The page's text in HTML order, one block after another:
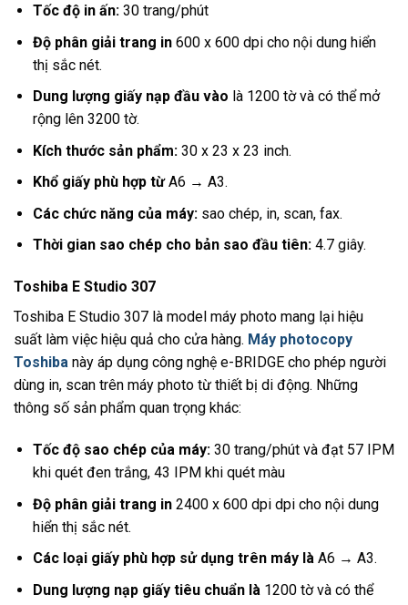
Tốc độ in ấn: 30 trang/phút
Độ phân giải trang in 600 x 600 dpi cho nội dung hiển
thị sắc nét.
Dung lượng giấy nạp đầu vào là 1200 tờ và có thể mở
rộng lên 3200 tờ.
Kích thước sản phẩm:30 x 23 x 23 inch.
Khổ giấy phù hợp từA6 → A3.
Các chức năng của máy: sao chép, in, scan, fax.
Thời gian sao chép cho bản sao đầu tiên:4.7 giây.
Toshiba E Studio 307
Toshiba E Studio 307 là model máy photo mang lại hiệu
suất làm việc hiệu quả cho cửa hàng. Máy photocopy
Toshiba này áp dụng công nghệ e-BRIDGE cho phép người
dùng in, scan trên máy photo từ thiết bị di động. Những
thông số sản phẩm quan trọng khác:
Tốc độ sao chép của máy: 30 trang/phút và đạt 57 IPM
khi quét đen trắng, 43 IPM khi quét màu
Độ phân giải trang in2400 x 600 dpi dpi cho nội dung
hiển thị sắc nét.
Các loại giấy phù hợp sử dụng trên máy làA6 → A3.
Dung lượng nạp giấy tiêu chuẩn là1200 tờ và có thể